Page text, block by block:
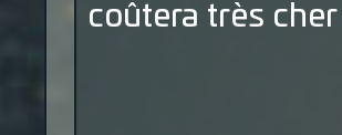
coûtera très cher